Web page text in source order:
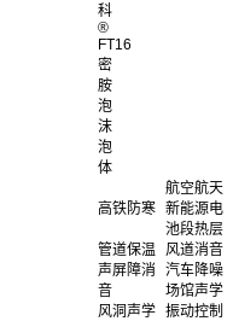
科
®
FT16
密
胺
泡
沫
泡
体
航空航天
高铁防寒 新能源电
池段热层
管道保温
风道消音
声屏障消
音
汽车降噪
场馆声学
风洞声学 振动控制